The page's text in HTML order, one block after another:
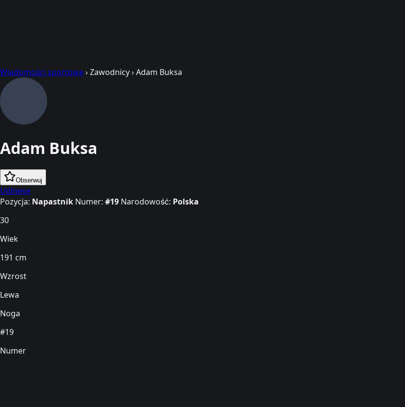
Wiadomości sportowe›Zawodnicy›Adam Buksa
Adam Buksa
Obserwuj
Udinese
Pozycja: Napastnik Numer: #19 Narodowość: Polska
30
Wiek
191 cm
Wzrost
Lewa
Noga
#19
Numer